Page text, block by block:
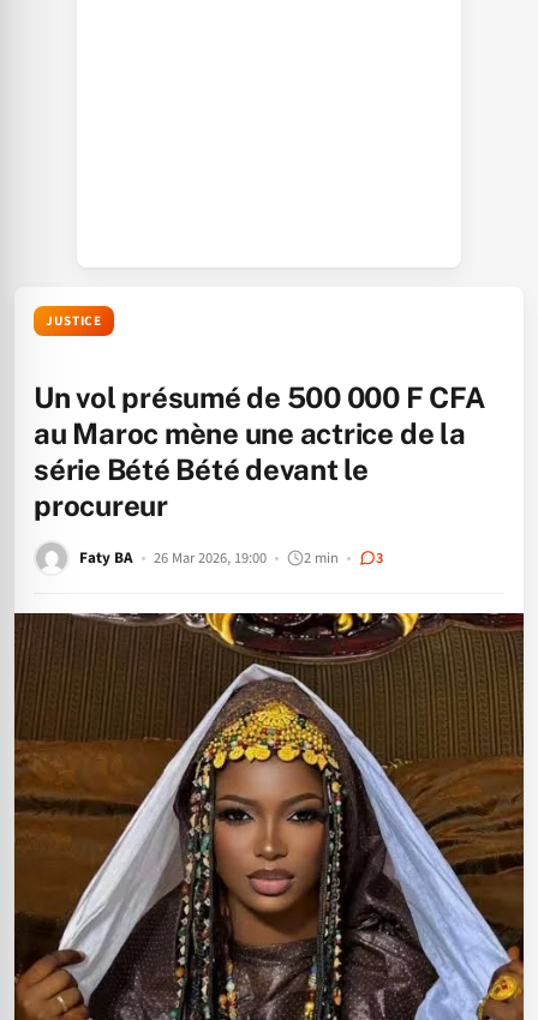
JUSTICE
Un vol présumé de 500 000 F CFA
au Maroc mène une actrice de la
série Bété Bété devant le
procureur
Faty BA 26 Mar 2026, 19:00 2 min 3